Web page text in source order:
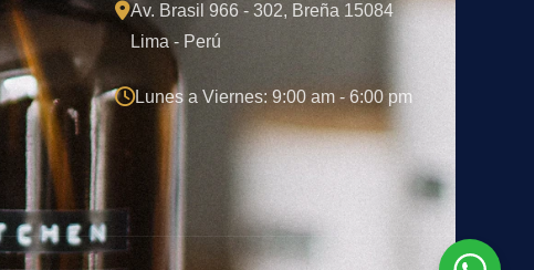
Av. Brasil 966 - 302, Breña 15084
Lima - Perú
Lunes a Viernes: 9:00 am - 6:00 pm